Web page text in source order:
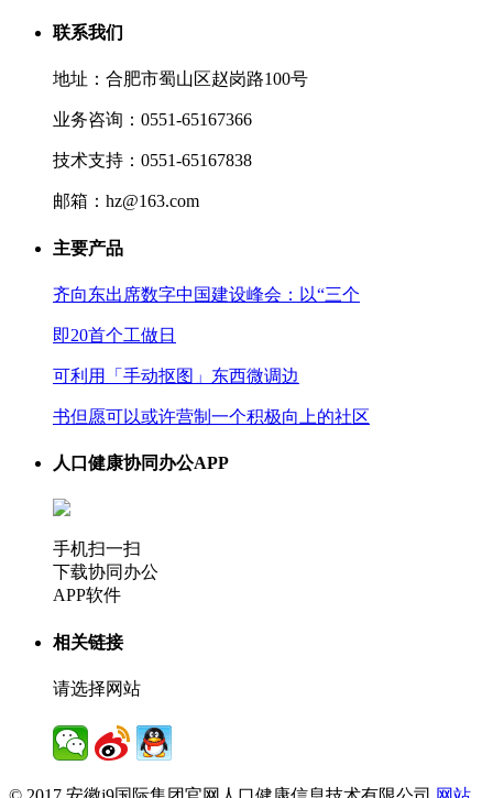
联系我们
地址：合肥市蜀山区赵岗路100号
业务咨询：0551-65167366
技术支持：0551-65167838
邮箱：hz@163.com
主要产品
齐向东出席数字中国建设峰会：以“三个
即20首个工做日
可利用「手动抠图」东西微调边
书但愿可以或许营制一个积极向上的社区
人口健康协同办公APP
手机扫一扫
下载协同办公
APP软件
相关链接
请选择网站